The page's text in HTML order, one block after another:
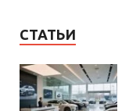
СТАТЬИ